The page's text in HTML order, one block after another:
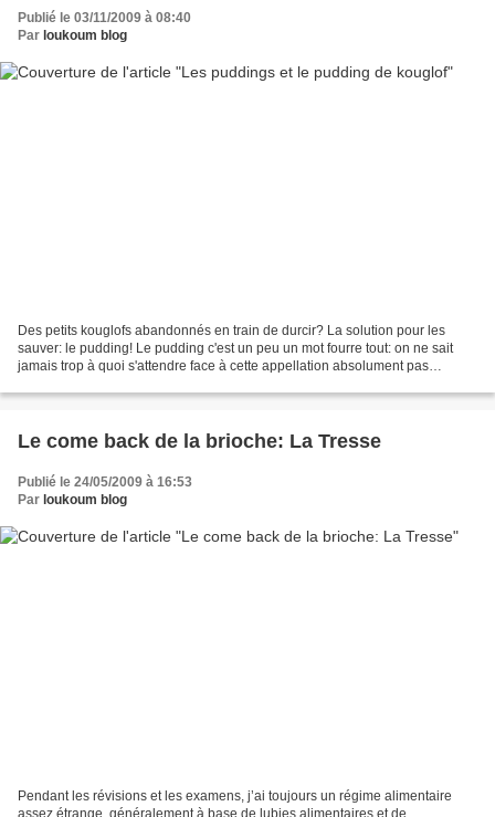
Publié le 03/11/2009 à 08:40
Par loukoum blog
Des petits kouglofs abandonnés en train de durcir? La solution pour les
sauver: le pudding! Le pudding c'est un peu un mot fourre tout: on ne sait
jamais trop à quoi s'attendre face à cette appellation absolument pas
Le come back de la brioche: La Tresse
Publié le 24/05/2009 à 16:53
Par loukoum blog
Pendant les révisions et les examens, j’ai toujours un régime alimentaire
assez étrange, généralement à base de lubies alimentaires et de